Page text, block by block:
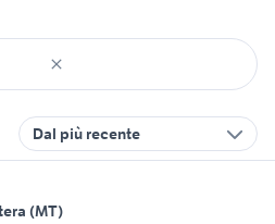
Dal più recente
(MT)